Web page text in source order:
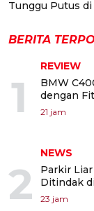
Tunggu Putus di
BERITA
1
REVIEW
BMW
dengan
21 jam
2
NEWS
Parkir
Ditindak
23 jam